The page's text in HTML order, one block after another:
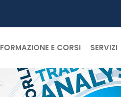
FORMAZIONE E CORSI SERVIZI